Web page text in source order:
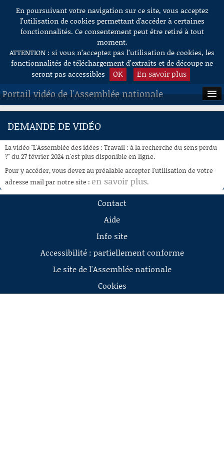
Aller au contenu
En poursuivant votre navigation sur ce site, vous acceptez
l’utilisation de cookies permettant d'accéder à certaines
fonctionnalités. Ce consentement peut être retiré à tout
moment.
ATTENTION : si vous n’acceptez pas l’utilisation de cookies, les
fonctionnalités de téléchargement d’extraits et de découpe ne
seront pas accessibles
OK En savoir plus
Portail vidéo de l'Assemblée nationale
ACCUEIL
À LA DEMANDE
RECHERCHE
AIDE À LA DÉCOUPE
DEMANDE DE VIDÉO
La vidéo "L'Assemblée des idées : Travail : à la recherche du sens perdu
?" du 27 février 2024 n'est plus disponible en ligne.
Pour y accéder, vous devez au préalable accepter l'utilisation de votre
adresse mail par notre site : en savoir plus.
Contact
Aide
Info site
Accessibilité : partiellement conforme
Le site de l'Assemblée nationale
Cookies